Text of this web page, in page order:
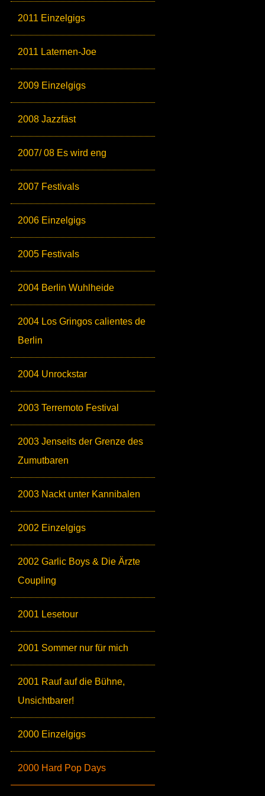
2011 Einzelgigs
2011 Laternen-Joe
2009 Einzelgigs
2008 Jazzfäst
2007/ 08 Es wird eng
2007 Festivals
2006 Einzelgigs
2005 Festivals
2004 Berlin Wuhlheide
2004 Los Gringos calientes de
Berlin
2004 Unrockstar
2003 Terremoto Festival
2003 Jenseits der Grenze des
Zumutbaren
2003 Nackt unter Kannibalen
2002 Einzelgigs
2002 Garlic Boys & Die Ärzte
Coupling
2001 Lesetour
2001 Sommer nur für mich
2001 Rauf auf die Bühne,
Unsichtbarer!
2000 Einzelgigs
2000 Hard Pop Days